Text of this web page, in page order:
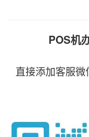
POS机
直接添加客服微